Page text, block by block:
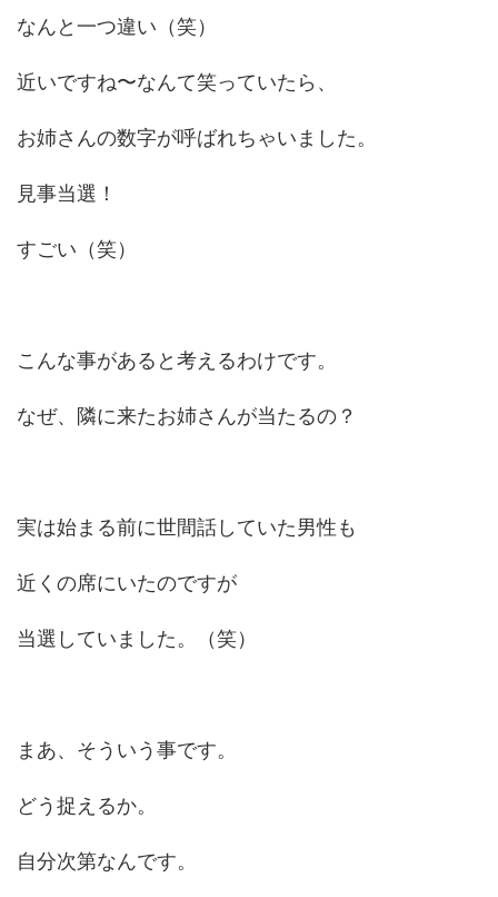
なんと一つ違い（笑）
近いですね〜なんて笑っていたら、
お姉さんの数字が呼ばれちゃいました。
見事当選！
すごい（笑）
こんな事があると考えるわけです。
なぜ、隣に来たお姉さんが当たるの？
実は始まる前に世間話していた男性も
近くの席にいたのですが
当選していました。（笑）
まあ、そういう事です。
どう捉えるか。
自分次第なんです。